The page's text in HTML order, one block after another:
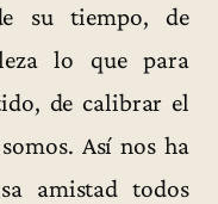
su tiempo, de
lo que para
de calibrar el
Así nos ha
amistad todos